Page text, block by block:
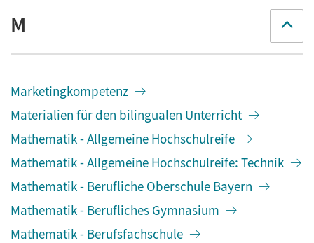
M
Marketingkompetenz
Materialien für den bilingualen Unterricht
Mathematik - Allgemeine Hochschulreife
Mathematik - Allgemeine Hochschulreife: Technik
Mathematik - Berufliche Oberschule Bayern
Mathematik - Berufliches Gymnasium
Mathematik - Berufsfachschule